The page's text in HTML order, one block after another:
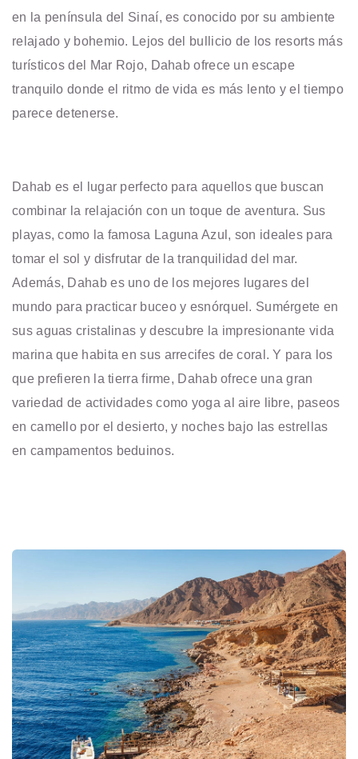
en la península del Sinaí, es conocido por su ambiente
relajado y bohemio. Lejos del bullicio de los resorts más
turísticos del Mar Rojo, Dahab ofrece un escape
tranquilo donde el ritmo de vida es más lento y el tiempo
parece detenerse.
Dahab es el lugar perfecto para aquellos que buscan
combinar la relajación con un toque de aventura. Sus
playas, como la famosa Laguna Azul, son ideales para
tomar el sol y disfrutar de la tranquilidad del mar.
Además, Dahab es uno de los mejores lugares del
mundo para practicar buceo y esnórquel. Sumérgete en
sus aguas cristalinas y descubre la impresionante vida
marina que habita en sus arrecifes de coral. Y para los
que prefieren la tierra firme, Dahab ofrece una gran
variedad de actividades como yoga al aire libre, paseos
en camello por el desierto, y noches bajo las estrellas
en campamentos beduinos.